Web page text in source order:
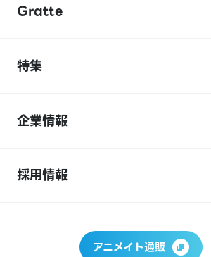
Gratte
特集
企業情報
採用情報
アニメイト通販